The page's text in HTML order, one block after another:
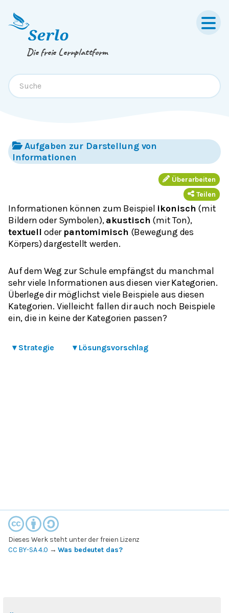
Springe zum
Die freie Lernplattform
Aufgaben zur Darstellung von
Informationen
Überarbeiten
Teilen
Informationen können zum Beispiel ikonisch (mit
Bildern oder Symbolen),akustisch (mit Ton),
textuell oder pantomimisch (Bewegung des
Körpers) dargestellt werden.
Auf dem Weg zur Schule empfängst du manchmal
sehr viele Informationen aus diesen vier Kategorien.
Überlege dir möglichst viele Beispiele aus diesen
Kategorien. Vielleicht fallen dir auch noch Beispiele
ein, die in keine der Kategorien passen?
▾ Strategie ▾ Lösungsvorschlag
Dieses Werk steht unter der freien Lizenz
CC BY-SA 4.0 →Was bedeutet das?